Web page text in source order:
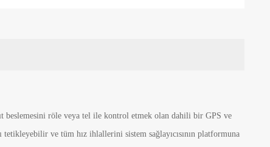
beslemesini röle veya tel ile kontrol etmek olan dahili bir GPS ve
ve tüm hız ihlallerini sistem sağlayıcısının platformuna